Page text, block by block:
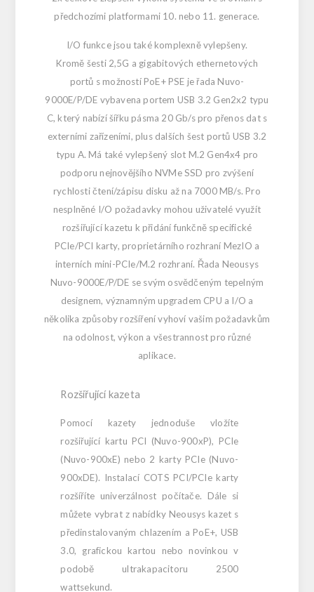
předchozími platformami 10. nebo 11. generace.
I/O funkce jsou také komplexně vylepšeny.
Kromě šesti 2,5G a gigabitových ethernetových
portů s možností PoE+ PSE je řada Nuvo-
9000E/P/DE vybavena portem USB 3.2 Gen2x2 typu
C, který nabízí šířku pásma 20 Gb/s pro přenos dat s
externími zařízeními, plus dalších šest portů USB 3.2
typu A. Má také vylepšený slot M.2 Gen4x4 pro
podporu nejnovějšího NVMe SSD pro zvýšení
rychlosti čtení/zápisu disku až na 7000 MB/s. Pro
nesplněné I/O požadavky mohou uživatelé využít
rozšiřující kazetu k přidání funkčně specifické
PCIe/PCI karty, proprietárního rozhraní MezIO a
interních mini-PCIe/M.2 rozhraní. Řada Neousys
Nuvo-9000E/P/DE se svým osvědčeným tepelným
designem, významným upgradem CPU a I/O a
několika způsoby rozšíření vyhoví vašim požadavkům
na odolnost, výkon a všestrannost pro různé
aplikace.
Rozšiřující kazeta
Pomocí kazety jednoduše vložíte
rozšiřující kartu PCI (Nuvo-900xP), PCIe
(Nuvo-900xE) nebo 2 karty PCIe (Nuvo-
900xDE). Instalací COTS PCI/PCIe karty
rozšíříte univerzálnost počítače. Dále si
můžete vybrat z nabídky Neousys kazet s
předinstalovaným chlazením a PoE+, USB
3.0, grafickou kartou nebo novinkou v
podobě ultrakapacitoru 2500
wattsekund.